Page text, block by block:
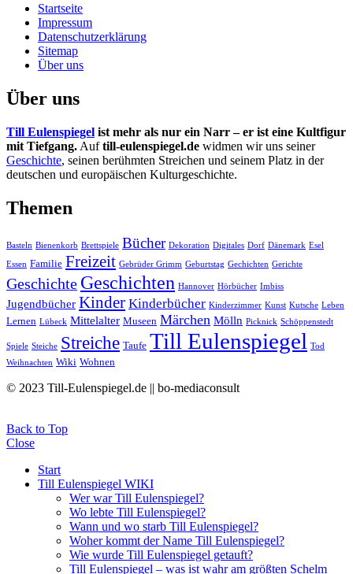
Startseite
Impressum
Datenschutzerklärung
Sitemap
Über uns
Über uns
Till Eulenspiegel ist mehr als nur ein Narr – er ist eine Kultfigur
mit Tiefgang. Auftill-eulenspiegel.de widmen wir uns seiner
Geschichte, seinen berühmten Streichen und seinem Platz in der
deutschen und europäischen Kulturgeschichte.
Themen
Basteln Bienenkorb Brettspiele Bücher Dekoration Digitales Dorf Dänemark Esel
Essen Familie Freizeit Gebrüder Grimm Geburtstag Gechichten Gerichte
Geschichte Geschichten Hannover Hörbücher Imbiss
Jugendbücher Kinder Kinderbücher Kinderzimmer Kunst Kutsche Leben
Lernen Lübeck Mittelalter Museen Märchen Mölln Picknick Schöppenstedt
Spiele Steiche Streiche Taufe Till Eulenspiegel Tod
Weihnachten Wiki Wohnen
© 2023 Till-Eulenspiegel.de || bo-mediaconsult
Back to Top
Close
Start
Till Eulenspiegel WIKI
Wer war Till Eulenspiegel?
Wo lebte Till Eulenspiegel?
Wann und wo starb Till Eulenspiegel?
Woher kommt der Name Till Eulenspiegel?
Wie wurde Till Eulenspiegel getauft?
Till Eulenspiegel – was ist wahr am größten Schelm